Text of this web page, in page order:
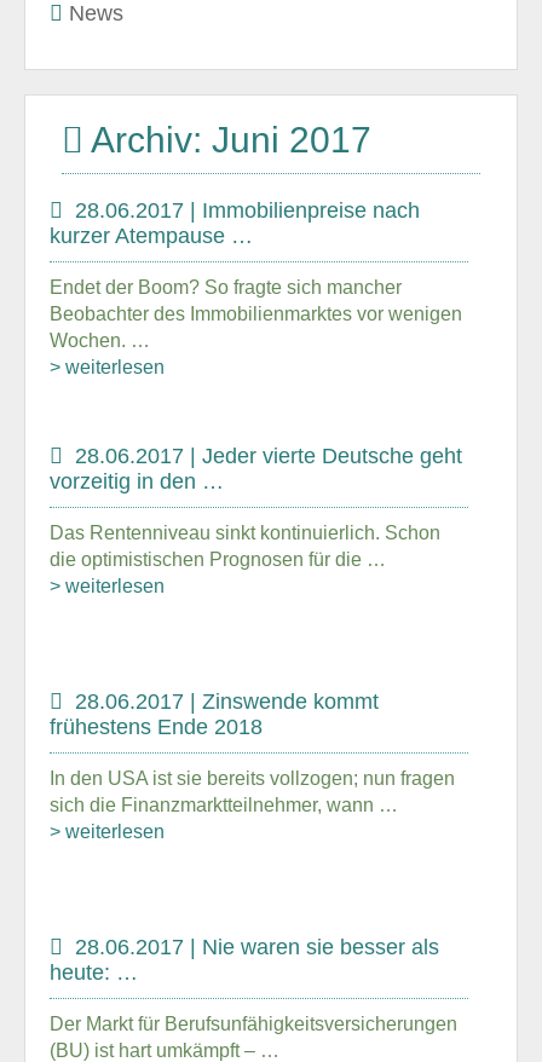
News
Archiv: Juni 2017
28.06.2017 | Immobilienpreise nach
kurzer Atempause …
Endet der Boom? So fragte sich mancher
Beobachter des Immobilienmarktes vor wenigen
Wochen. …
> weiterlesen
28.06.2017 | Jeder vierte Deutsche geht
vorzeitig in den …
Das Rentenniveau sinkt kontinuierlich. Schon
die optimistischen Prognosen für die …
> weiterlesen
28.06.2017 | Zinswende kommt
frühestens Ende 2018
In den USA ist sie bereits vollzogen; nun fragen
sich die Finanzmarktteilnehmer, wann …
> weiterlesen
28.06.2017 | Nie waren sie besser als
heute: …
Der Markt für Berufsunfähigkeitsversicherungen
(BU) ist hart umkämpft – …